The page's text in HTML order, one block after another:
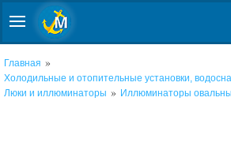
Главная »
Холодильные и отопительные установки,
Люки и иллюминаторы » Иллюминаторы